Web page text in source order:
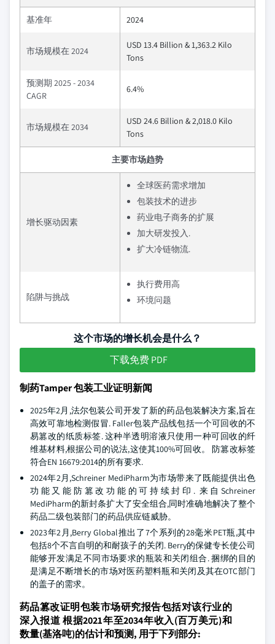
基准年 2024
市场规模在 2024
USD 13.4 Billion & 1,363.2 Kilo
Tons
预测期 2025 - 2034
CAGR
6.4%
市场规模在 2034
USD 24.6 Billion & 2,018.0 Kilo
Tons
主要市场趋势
增长驱动因素
全球医药需求增加
包装技术的进步
药业电子商务的扩展
加大研发投入.
扩大冷链物流.
陷阱与挑战
执行费用高
环境问题
这个市场的增长机会是什么？
下载免费 PDF
制药Tamper 包装工业证明新闻
2025年2月,法尔包装公司开发了新的药品包装解决方案,旨在
高效可靠地检测假冒. Faller包装产品线包括一个可回收的不
易篡改的纸质标签. 这种半透明溶液只使用一种可回收的纤
维基材料,根据公司的说法,这使其100%可回收。 防篡改标签
符合EN 16679:2014的所有要求.
2024年2月,Schreiner MediPharm为市场带来了既能提供出色
功能又能防篡改功能的可持续封印. 来自Schreiner
MediPharm的新封条扩大了安全组合,同时准确地解决了整个
药品二级包装部门的药品供应链威胁。
2023年2月,Berry Global推出了7个系列的28毫米PET瓶,其中
包括8个不言自明的和耐孩子的关闭. Berry的保健专长使公司
能够开发满足不同市场要求的瓶装和关闭组合. 捆绑的目的
是满足不断增长的市场对医药塑料瓶和关闭及其在OTC部门
的盖子的需求。
药品篡改证明包装市场研究报告包括对该行业的
深入报道 根据2021年至2034年收入(百万美元)和
数量(基洛吨)的估计和预测, 用于下列部分: